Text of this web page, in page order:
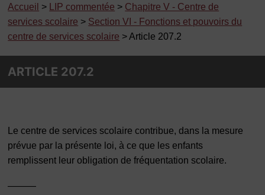
Accueil > LIP commentée > Chapitre V - Centre de
services scolaire > Section VI - Fonctions et pouvoirs du
centre de services scolaire > Article 207.2
ARTICLE 207.2
Le centre de services scolaire contribue, dans la mesure
prévue par la présente loi, à ce que les enfants
remplissent leur obligation de fréquentation scolaire.
———